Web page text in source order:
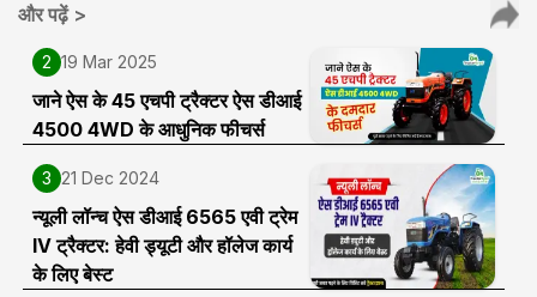
और पढ़ें>
2 19 Mar 2025
जाने ऐस के 45 एचपी ट्रैक्टर ऐस डीआई
4500 4WD के आधुनिक फीचर्स
3 21 Dec 2024
न्यूली लॉन्च ऐस डीआई 6565 एवी ट्रेम
IV ट्रैक्टर: हेवी ड्यूटी और हॉलेज कार्य
के लिए बेस्ट